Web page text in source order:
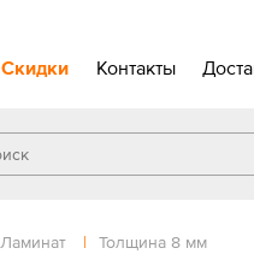
Скидки Контакты
Ламинат | Толщина 8 мм